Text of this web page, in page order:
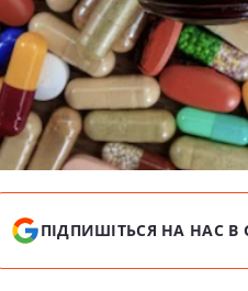
ПІДПИШІТЬСЯ НА НАС В